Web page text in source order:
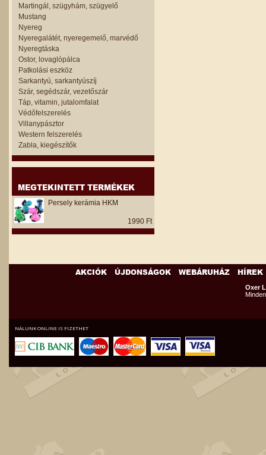
Martingál, szügyhám, szügyelő
Mustang
Nyereg
Nyeregalátét, nyeregemelő, marvédő
Nyeregtáska
Ostor, lovaglópálca
Patkolási eszköz
Sarkantyú, sarkantyúszíj
Szár, segédszár, vezetőszár
Táp, vitamin, jutalomfalat
Védőfelszerelés
Villanypásztor
Western felszerelés
Zabla, kiegészítők
MEGTEKINTETT TERMÉKEK
Persely kerámia HKM
1990 Ft
AKCIÓK ÚJDONSÁGOK WEBÁRUHÁZ HÍREK
Oxer
NÁLUNK ONLINE IS FIZETHET